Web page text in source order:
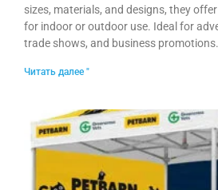
sizes, materials, and designs, they
for indoor or outdoor use. Ideal for
trade shows, and business promotions.
Читать далее "